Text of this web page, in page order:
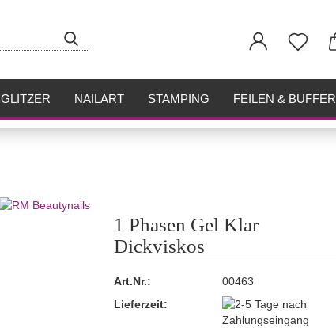
GLITZER NAILART STAMPING FEILEN & BUFFER
1 Phasen Gel Klar
Dickviskos
Art.Nr.:
00463
Lieferzeit: